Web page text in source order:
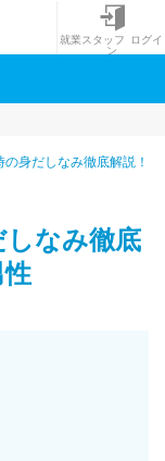
就業スタッフ ログイ
ン
の身だしなみ徹底解説！
しなみ徹底